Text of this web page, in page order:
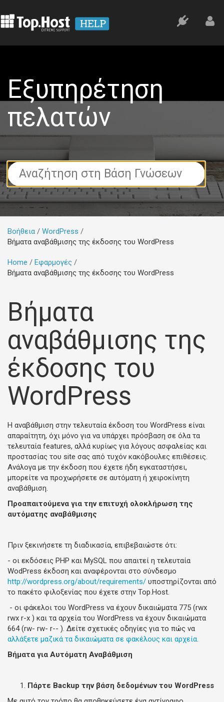
Εξυπηρέτηση
πελατών
Search
For
Βοήθεια
WordPress
Βήματα αναβάθμισης της έκδοσης του WordPress
Home
Εφαρμογές
Βήματα αναβάθμισης της έκδοσης του WordPress
Βήματα
αναβάθμισης της
έκδοσης του
WordPress
H αναβάθμιση στην τελευταία έκδοση του WordPress είναι
απαραίτητη, όχι μόνο για να υπάρχει πρόσβαση σε όλα τα
τελευταία features, αλλά κυρίως για λόγους ασφαλείας και
προστασίας του site σας από τυχόν κακόβουλες επιθέσεις.
Ανάλογα με την έκδοση που έχετε ήδη εγκαταστήσει,
μπορείτε να προχωρήσετε σε αυτόματη ή χειροκίνητη
αναβάθμιση.
Προαπαιτούμενα για την επιτυχή ολοκλήρωση της
αυτόματης αναβάθμισης
Πριν ξεκινήσετε τη διαδικασία, επιβεβαιώστε ότι:
- οι εκδόσεις PHP και MySQL που απαιτεί η τελευταία
WodPress έκδοση και αναφέρονται στο σύνδεσμο
http://wordpress.org/about/requirements/ υποστηρίζονται από
το πακέτο φιλοξενίας που έχετε στην Top.Host.
- οι φάκελοι του WordPress να έχουν δικαιώματα 775 (rwx
rwx r-x ) και τα αρχεία του WordPress να έχουν δικαιώματα
664 (rw- rw- r-- ). Δείτε σχετικές οδηγίες για το πώς να
αλλάξετε μαζικά τα δικαιώματα σε φακέλους και αρχεία.
Βήματα για Αυτόματη Αναβάθμιση
Πάρτε Backup την βάση δεδομένων του WordPress